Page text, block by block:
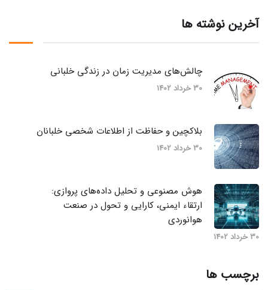
آخرین نوشته ها
چالش‌های مدیریت زمان در زندگی خلبانی
30 خرداد 1402
بلاکچین و حفاظت از اطلاعات شخصی خلبانان
30 خرداد 1402
هوش مصنوعی و تحلیل داده‌های پروازی:
ارتقاء ایمنی، کارایی و تحول در صنعت
هوانوردی
30 خرداد 1402
برچسب ها